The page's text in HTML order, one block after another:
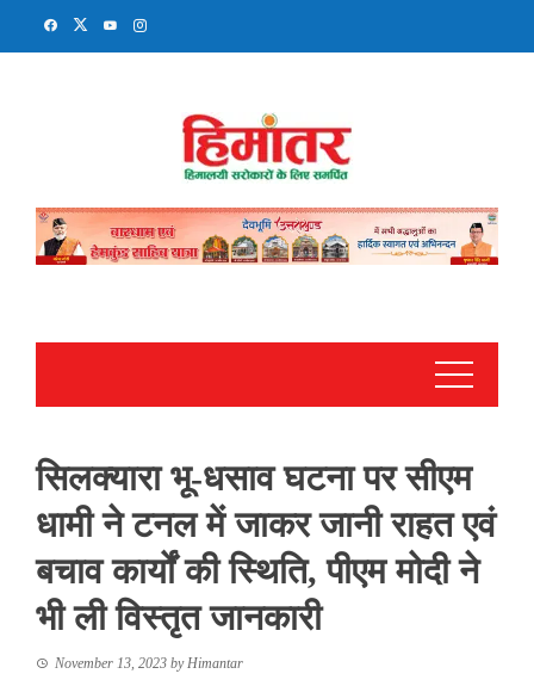
सिलक्यारा भू-धसाव घटना पर सीएम
धामी ने टनल में जाकर जानी राहत एवं
बचाव कार्यों की स्थिति, पीएम मोदी ने
भी ली विस्तृत जानकारी
November 13, 2023 byHimantar